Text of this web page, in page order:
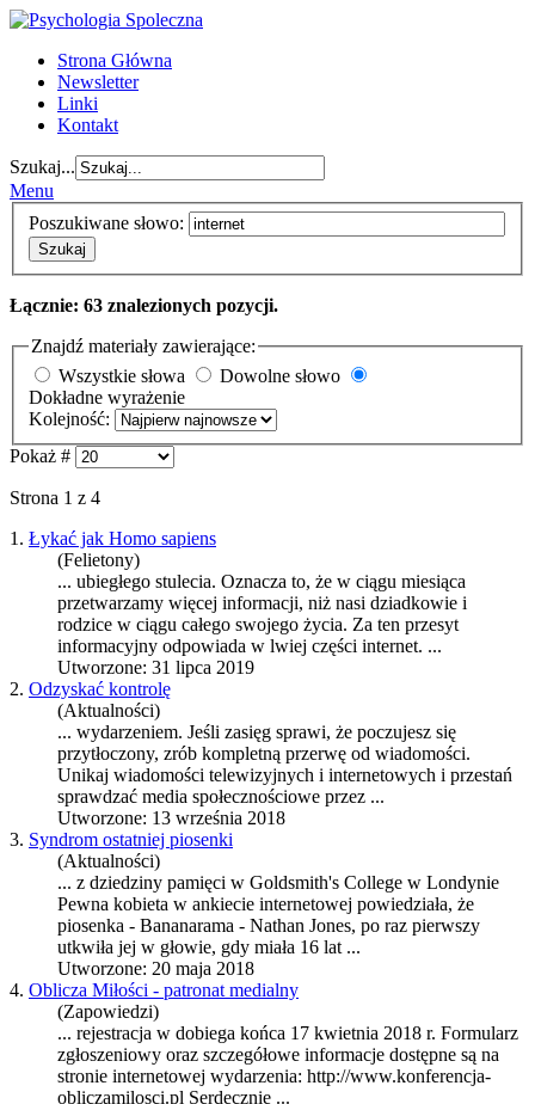
Strona Główna
Newsletter
Linki
Kontakt
Szukaj...
Menu
Poszukiwane słowo:
Szukaj
Łącznie: 63 znalezionych pozycji.
Znajdź materiały zawierające:
Wszystkie słowa
Dowolne słowo
Dokładne wyrażenie
Kolejność:
Pokaż #
Strona 1 z 4
1. Łykać jak Homo sapiens
(Felietony)
... ubiegłego stulecia. Oznacza to, że w ciągu miesiąca
przetwarzamy więcej informacji, niż nasi dziadkowie i
rodzice w ciągu całego swojego życia. Za ten przesyt
informacyjny odpowiada w lwiej części internet. ...
Utworzone: 31 lipca 2019
2. Odzyskać kontrolę
(Aktualności)
... wydarzeniem. Jeśli zasięg sprawi, że poczujesz się
przytłoczony, zrób kompletną przerwę od wiadomości.
Unikaj wiadomości telewizyjnych i internetowych i przestań
sprawdzać media społecznościowe przez ...
Utworzone: 13 września 2018
3. Syndrom ostatniej piosenki
(Aktualności)
... z dziedziny pamięci w Goldsmith's College w Londynie
Pewna kobieta w ankiecie internetowej powiedziała, że
piosenka - Bananarama - Nathan Jones, po raz pierwszy
utkwiła jej w głowie, gdy miała 16 lat ...
Utworzone: 20 maja 2018
4. Oblicza Miłości - patronat medialny
(Zapowiedzi)
... rejestracja w dobiega końca 17 kwietnia 2018 r. Formularz
zgłoszeniowy oraz szczegółowe informacje dostępne są na
stronie internetowej wydarzenia: http://www.konferencja-
obliczamilosci.pl Serdecznie ...